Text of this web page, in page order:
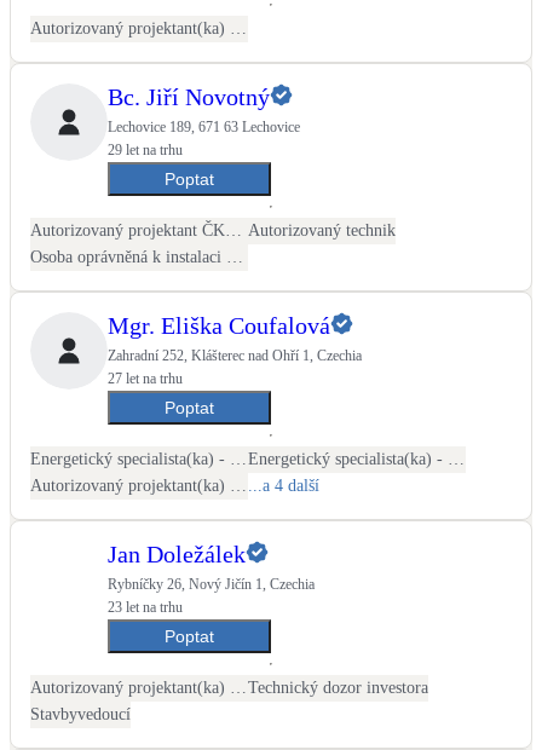
Kotle
Hlavní zdroje vytápění
Bateriové úložiště
Pouze velké BESS
Novostavby
Žaluzie, markýzy, pergoly
Rekuperace tepla odpadní vody
Šedá i černá odpadní voda
Kamna / krby
LED osvětlení
Vnitřní i venkovní
Retence deštové vody
Akumulace dešťovky
Bc. Jiří Novotný
Lechovice 189, 671 63 Lechovice
29 let na trhu
Poptat
Autorizovaný technik
Mgr. Eliška Coufalová
Zahradní 252, Klášterec nad Ohří 1, Czechia
27 let na trhu
Poptat
...a 4 další
Jan Doležálek
Rybníčky 26, Nový Jičín 1, Czechia
23 let na trhu
Poptat
Technický dozor investora
Stavbyvedoucí